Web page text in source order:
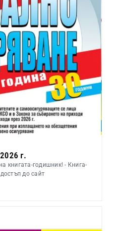
г.
книгата-годишник! - Книга-
до сайт